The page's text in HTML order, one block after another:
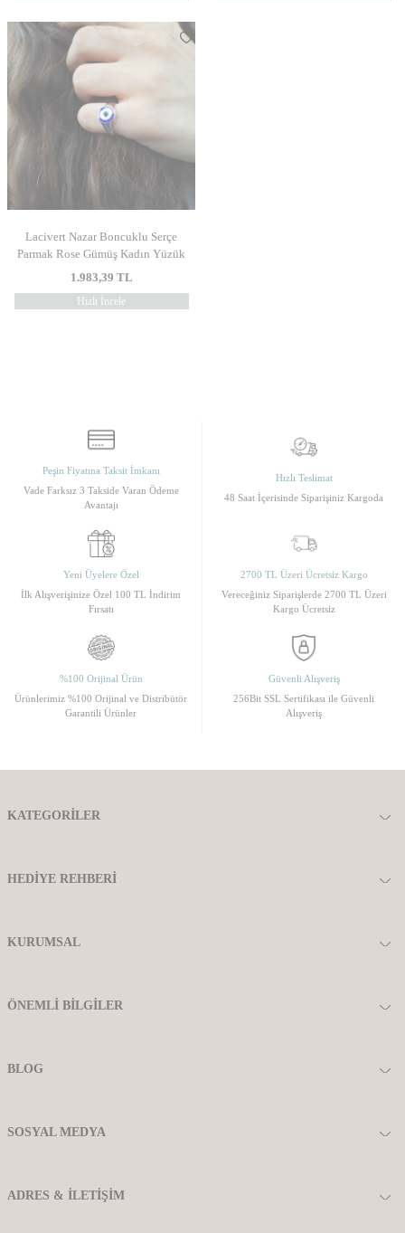
Lacivert Nazar Boncuklu Serçe
Parmak Rose Gümüş Kadın Yüzük
1.983,39 TL
Hızlı İncele
Peşin Fiyatına Taksit İmkanı
Vade Farksız 3 Takside Varan Ödeme
Avantajı
Hızlı Teslimat
48 Saat İçerisinde Siparişiniz Kargoda
Yeni Üyelere Özel
İlk Alışverişinize Özel 100 TL İndirim
Fırsatı
2700 TL Üzeri Ücretsiz Kargo
Vereceğiniz Siparişlerde 2700 TL Üzeri
Kargo Ücretsiz
%100 Orijinal Ürün
Ürünlerimiz %100 Orijinal ve Distribütör
Garantili Ürünler
Güvenli Alışveriş
256Bit SSL Sertifikası ile Güvenli
Alışveriş
KATEGORILER
HEDIYE REHBERI
KURUMSAL
ÖNEMLI BILGILER
BLOG
SOSYAL MEDYA
ADRES & İLETIŞIM